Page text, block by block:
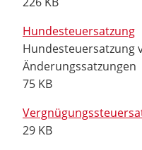
Hundesteuersatzung
Hundesteuersatzung
Änderungssatzungen
75 KB
29 KB